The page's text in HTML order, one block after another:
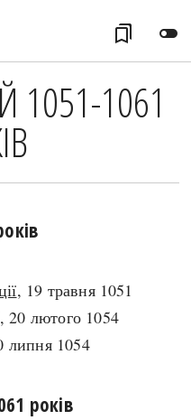
toggle_off
bookmarks
1051-1061
, 19 травня 1051
, 20 лютого 1054
липня 1054
років